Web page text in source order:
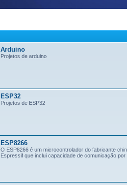
Arduino
Projetos de arduino
ESP32
Projetos de ESP32
ESP8266
O ESP8266 é um microcontrolador do fabricante
Espressif que inclui capacidade de comunicação por